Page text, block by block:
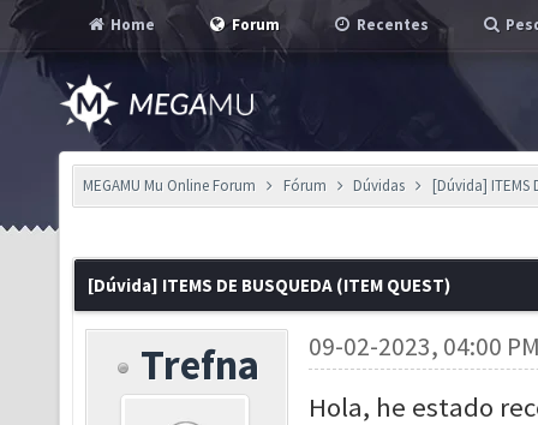
Home Forum Recentes
MEGAMU Mu Online Forum Fórum Dúvidas [Dúvida] ITEMS
[Dúvida] ITEMS DE BUSQUEDA (ITEM QUEST)
Trefna 09-02-2023, 04:00
Hola, he estado